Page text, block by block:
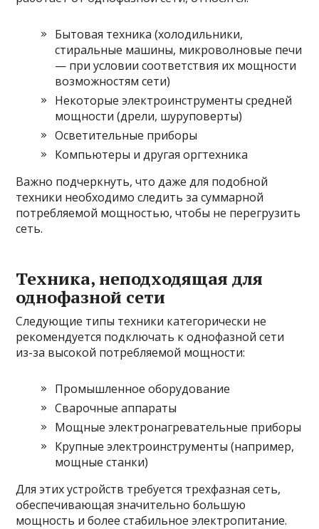
Бытовая техника (холодильники,
стиральные машины, микроволновые печи
— при условии соответствия их мощности
возможностям сети)
Некоторые электроинструменты средней
мощности (дрели, шуруповерты)
Осветительные приборы
Компьютеры и другая оргтехника
Важно подчеркнуть, что даже для подобной
техники необходимо следить за суммарной
потребляемой мощностью, чтобы не перегрузить
сеть.
Техника, неподходящая для
однофазной сети
Следующие типы техники категорически не
рекомендуется подключать к однофазной сети
из-за высокой потребляемой мощности:
Промышленное оборудование
Сварочные аппараты
Мощные электронагревательные приборы
Крупные электроинструменты (например,
мощные станки)
Для этих устройств требуется трехфазная сеть,
обеспечивающая значительно большую
мощность и более стабильное электропитание.